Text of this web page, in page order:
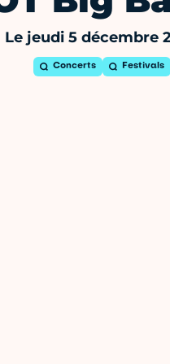
Le jeudi 5 décembre
Concerts Festivals